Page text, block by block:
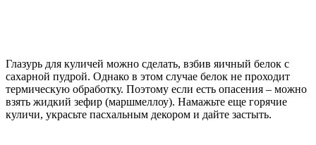
Глазурь для куличей можно сделать, взбив яичный белок с
сахарной пудрой. Однако в этом случае белок не проходит
термическую обработку. Поэтому если есть опасения – можно
взять жидкий зефир (маршмеллоу). Намажьте еще горячие
куличи, украсьте пасхальным декором и дайте застыть.